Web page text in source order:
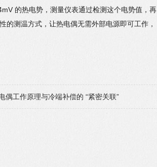
的热电势，测量仪表通过检测这个电势值，再
测温方式，让热电偶无需外部电源即可工作，
偶工作原理与冷端补偿的 “紧密关联”